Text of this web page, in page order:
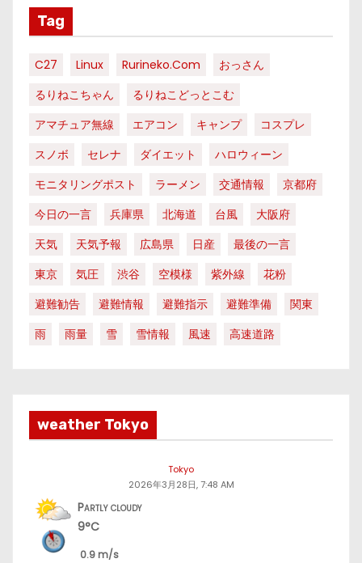
Tag
C27 Linux Rurineko.com
おっさん
るりねこちゃん
るりねこどっとこむ
アマチュア無線
エアコン キャンプ
コスプレ
スノボ
セレナ ダイエット
ハロウィーン
モニタリングポスト
ラーメン 交通情報
京都府
今日の一言
兵庫県 北海道 台風
大阪府
天気
天気予報 広島県 日産
最後の一言
東京
気圧 渋谷 空模様 紫外線
花粉
避難勧告
避難情報 避難指示 避難準備
関東
雨
雨量 雪 雪情報 風速 高速道路
weather Tokyo
Tokyo
2026年3月28日, 7:48 AM
Partly cloudy
9°C
0.9 m/s